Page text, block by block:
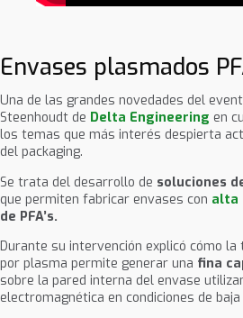
Envases plasmados
Una de las grandes novedades del
Steenhoudt de Delta Engineering en
los temas que más interés despierta
del packaging.
Se trata del desarrollo de soluciones
que permiten fabricar envases con alta
de PFA’s.
Durante su intervención explicó cómo
por plasma permite generar una fina
sobre la pared interna del envase
electromagnética en condiciones de